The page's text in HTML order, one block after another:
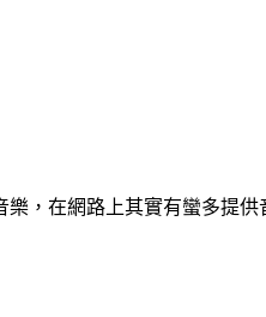
，在網路上其實有蠻多提